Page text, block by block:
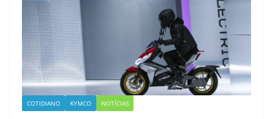
COTIDIANO KYMCO NOTÍCIAS